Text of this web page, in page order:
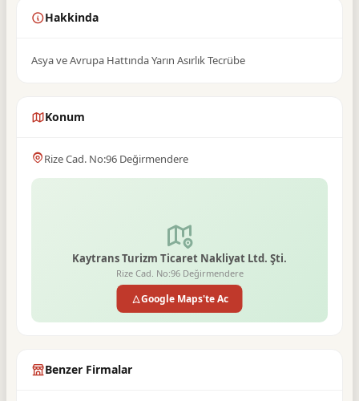
Hakkinda
Asya ve Avrupa Hattında Yarın Asırlık Tecrübe
Konum
Rize Cad. No:96 Değirmendere
Kaytrans Turizm Ticaret Nakliyat Ltd. Şti.
Rize Cad. No:96 Değirmendere
Google Maps'te Ac
Benzer Firmalar